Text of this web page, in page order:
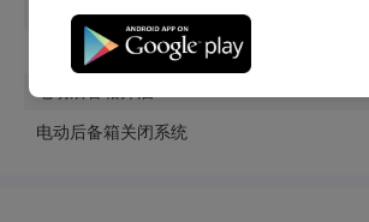
电动后备箱关闭系统